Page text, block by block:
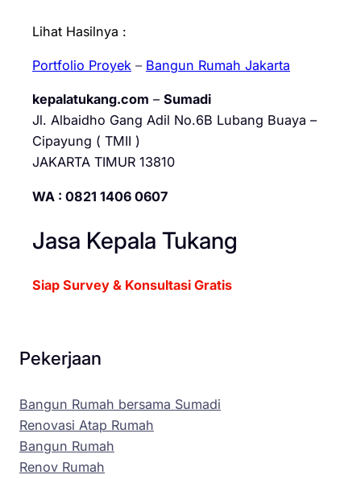
Lihat Hasilnya :
Portfolio Proyek – Bangun Rumah Jakarta
kepalatukang.com – Sumadi
Jl. Albaidho Gang Adil No.6B Lubang Buaya –
Cipayung ( TMII )
JAKARTA TIMUR 13810
WA : 0821 1406 0607
Jasa Kepala Tukang
Siap Survey & Konsultasi Gratis
Pekerjaan
Bangun Rumah bersama Sumadi
Renovasi Atap Rumah
Bangun Rumah
Renov Rumah